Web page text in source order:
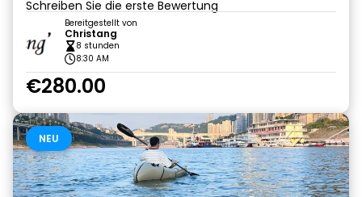
Schreiben Sie die erste Bewertung
Bereitgestellt von
Christang
8 stunden
8:30 AM
€280.00
NEU